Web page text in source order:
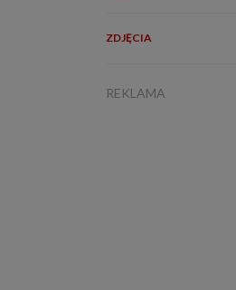
ZDJĘCIA
REKLAMA